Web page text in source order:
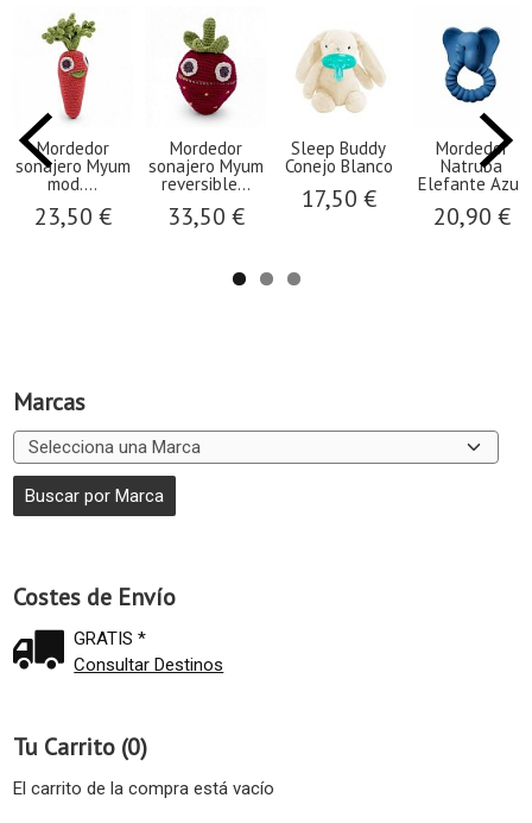
Marcas
Costes de Envío
GRATIS *
Consultar Destinos
Tu Carrito (0)
El carrito de la compra está vacío
Mordedor
sonajero Myum
mod....
23,50 €
Mordedor
sonajero Myum
reversible...
33,50 €
Sleep Buddy
Conejo Blanco
17,50 €
Mordedor
Natruba
Elefante Azul
20,90 €